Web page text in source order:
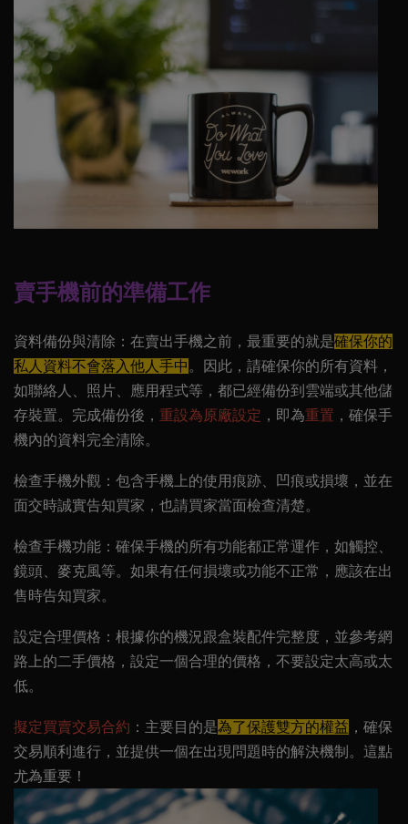
賣手機前的準備工作
資料備份與清除 ：在賣出手機之前，最重要的就是確保你的
私人資料不會落入他人手中 。因此，請確保你的所有資料，
如聯絡人、照片、應用程式等，都已經備份到雲端或其他儲
存裝置。完成備份後， 重設為原廠設定 ，即為重置 ，確保手
機內的資料完全清除。
檢查手機外觀 ：包含手機上的使用痕跡、凹痕或損壞，並在
面交時誠實告知買家，也請買家當面檢查清楚。
檢查手機功能 ：確保手機的所有功能都正常運作，如觸控、
鏡頭、麥克風等。如果有任何損壞或功能不正常，應該在出
售時告知買家。
設定合理價格 ：根據你的機況跟盒裝配件完整度，並參考網
路上的二手價格，設定一個合理的價格，不要設定太高或太
低。
擬定買賣交易合約 ：主要目的是為了保護雙方的權益 ，確保
交易順利進行，並提供一個在出現問題時的解決機制。這點
尤為重要！